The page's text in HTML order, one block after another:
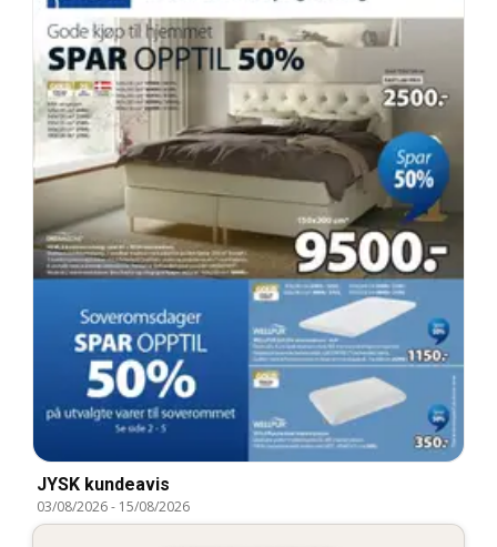
JYSK kundeavis
03/08/2026- 15/08/2026